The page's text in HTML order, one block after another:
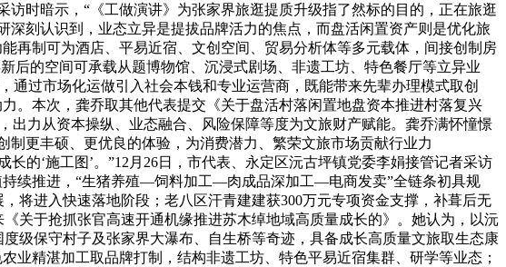
时暗示，“《工做演讲》为张家界旅逛提质升级指了然标的目的，正在旅逛
刻认识到，业态立异是提拔品牌活力的焦点，而盘活闲置资产则是优化旅
再制可为酒店、平易近宿、文创空间、贸易分析体等多元载体，间接创制房
后的空间可承载从题博物馆、沉浸式剧场、非遗工坊、特色餐厅等立异业
通过市场化运做引入社会本钱和专业运营商，既能带来先辈办理模式取创
本次，龚乔取其他代表提交《关于盘活村落闲置地盘资本推进村落复兴
力从资本操纵、业态融合、风险保障等度为文旅财产赋能。龚乔满怀憧憬
更丰硕、更优良的体验，为消费潜力、繁荣文旅市场贡献行业力
的‘施工图’。”12月26日，市代表、永定区沅古坪镇党委李娟接管记者采访
持续推进，“生猪养殖—饲料加工—肉成品深加工—电商发卖”全链条初具规
将进入快速落地阶段；老八区汗青建建获300万元专项资金支撑，补葺后无
关于抢抓张官高速开通机缘推进苏木绰地域高质量成长的》。她认为，以沅
级保守村子及张家界大瀑布、自生桥等奇迹，具备成长高质量文旅取生态康
业精湛加工取品牌打制，结构非遗工坊、特色平易近宿集群、研学等业态；